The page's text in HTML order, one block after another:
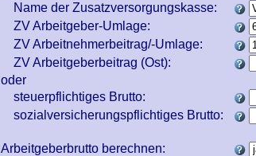
Name der Zusatzversorgungskasse:
ZV Arbeitgeber-Umlage:
ZV Arbeitnehmerbeitrag/-Umlage:
ZV Arbeitgeberbeitrag (Ost):
oder
steuerpflichtiges Brutto:
sozialversicherungspflichtiges Brutto:
Arbeitgeberbrutto berechnen: